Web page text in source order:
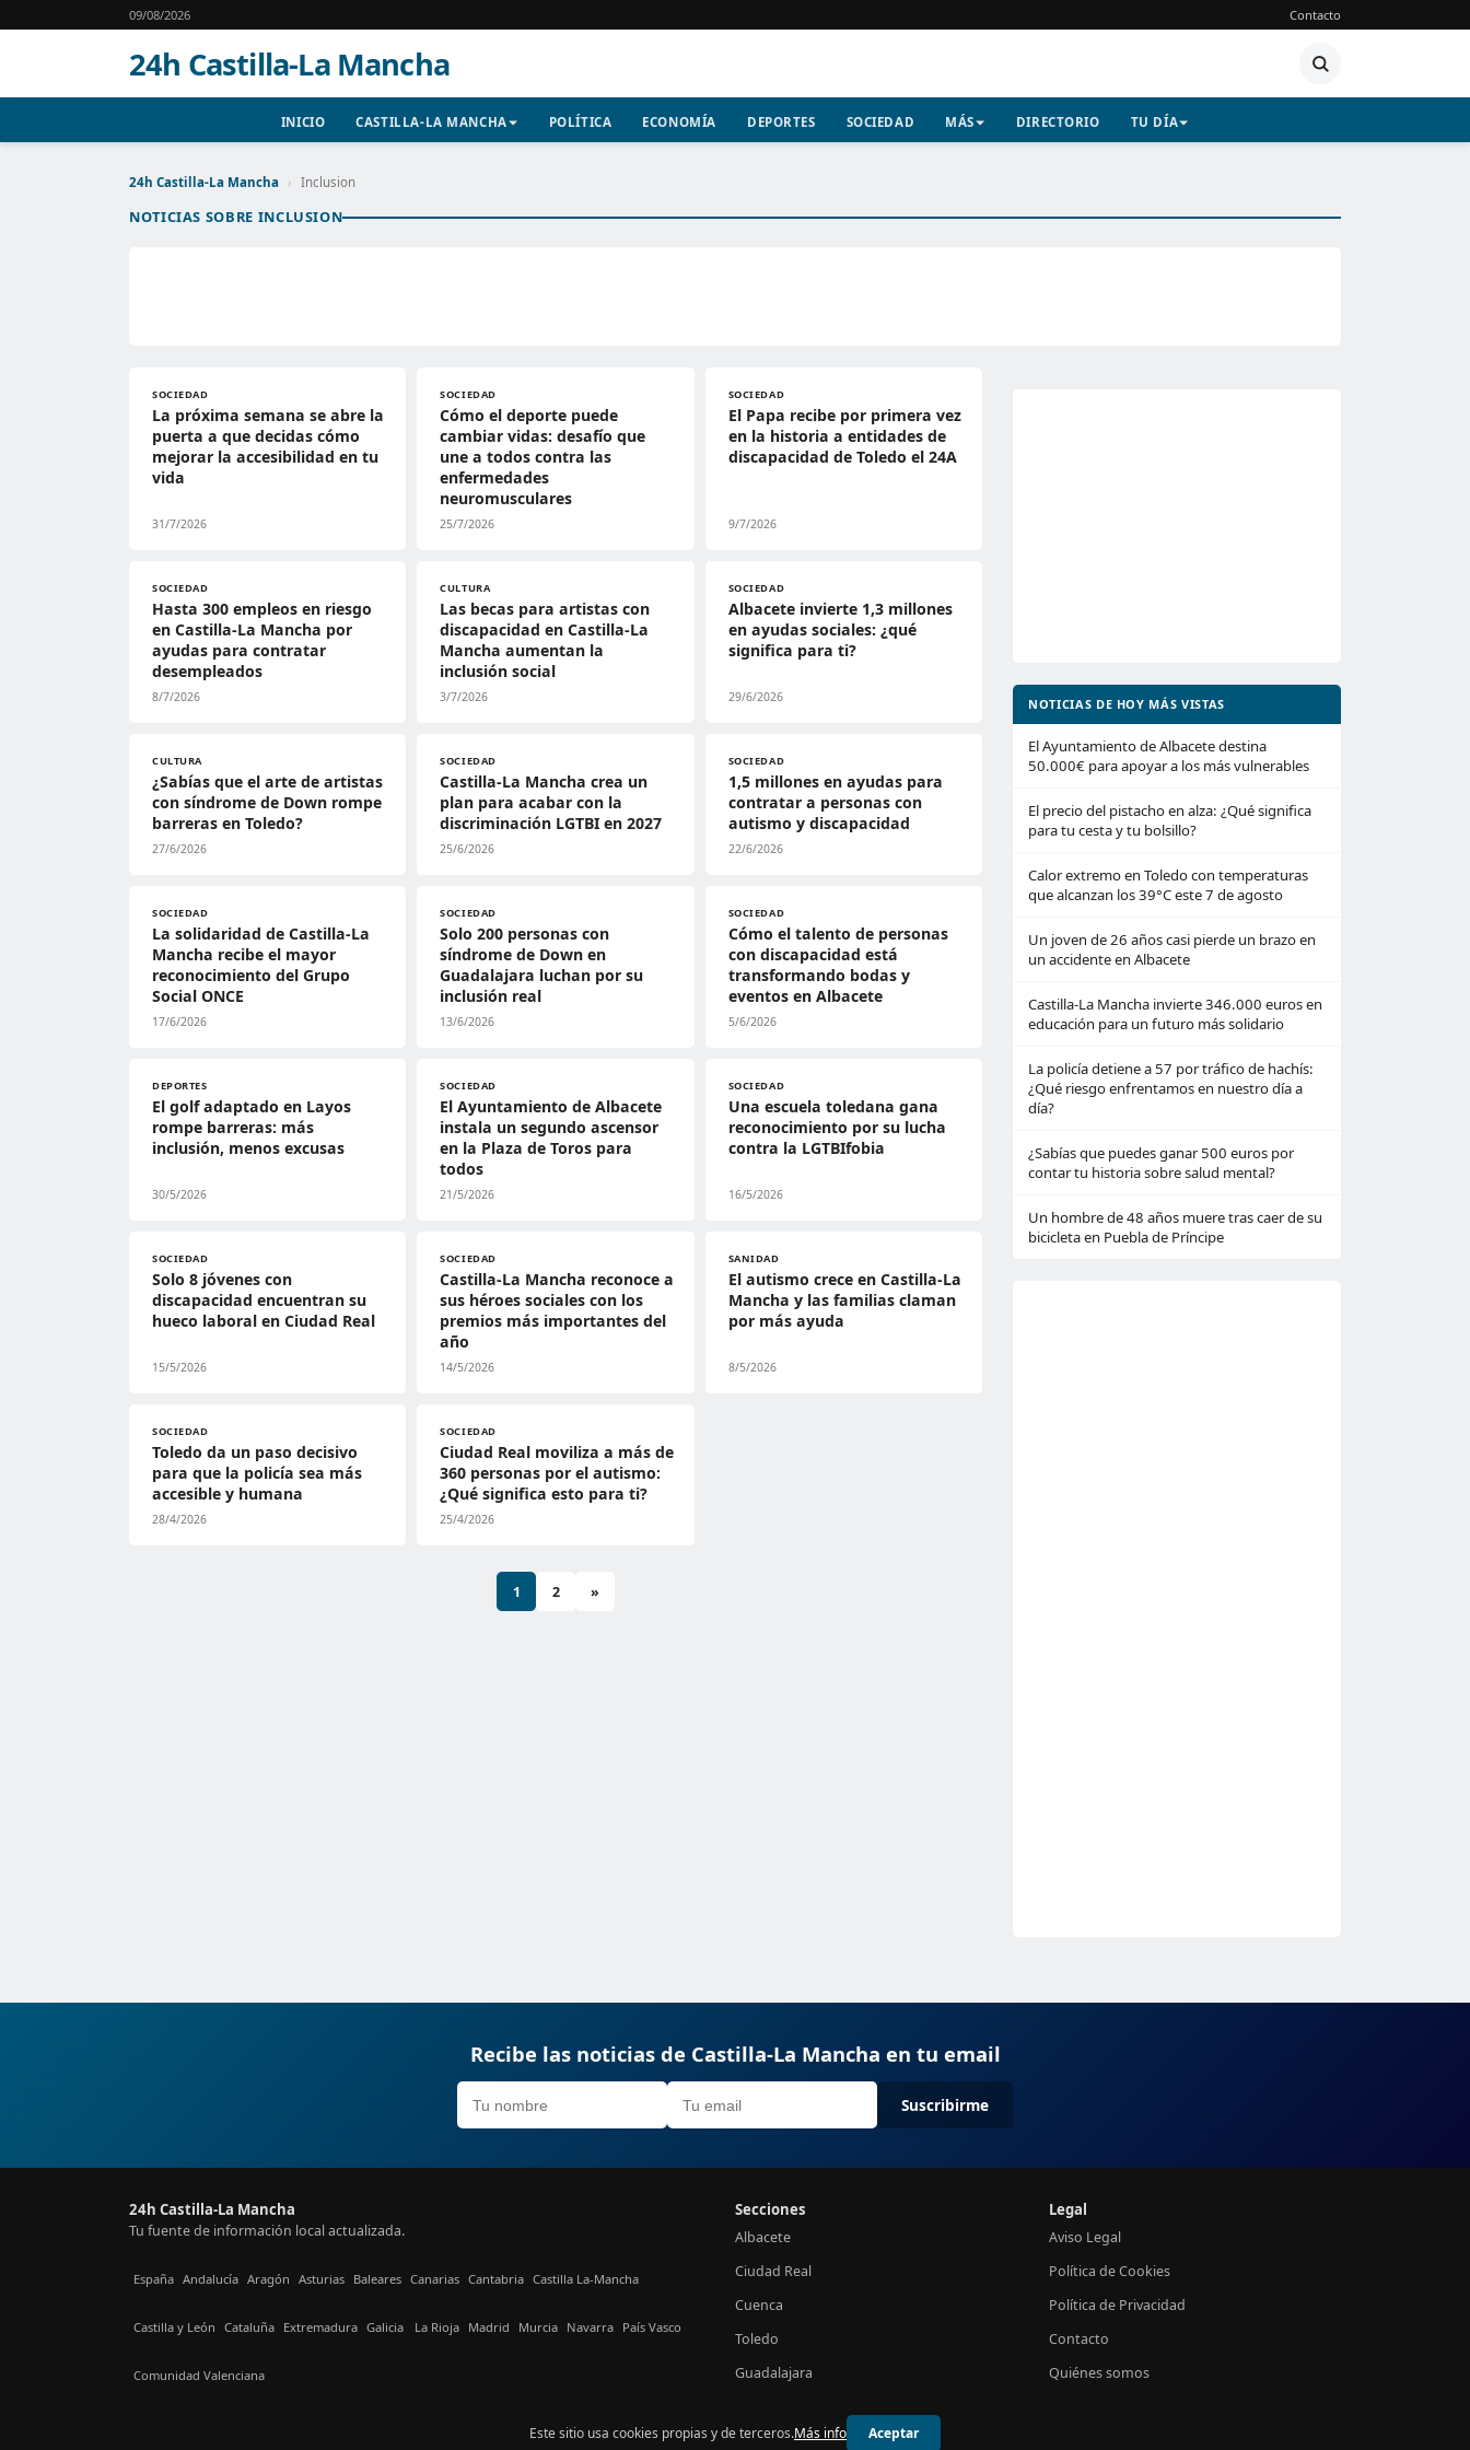
09/08/2026 Contacto
24h Castilla-La Mancha
INICIO CASTILLA-LA MANCHA POLÍTICA ECONOMÍA DEPORTES SOCIEDAD MÁS DIRECTORIO TU DÍA
24h Castilla-La Mancha › Inclusion
NOTICIAS SOBRE INCLUSION
SOCIEDAD
La próxima semana se abre la
puerta a que decidas cómo
mejorar la accesibilidad en tu
vida
31/7/2026
SOCIEDAD
Cómo el deporte puede
cambiar vidas: desafío que
une a todos contra las
enfermedades
neuromusculares
25/7/2026
SOCIEDAD
El Papa recibe por primera vez
en la historia a entidades de
discapacidad de Toledo el 24A
9/7/2026
SOCIEDAD
Hasta 300 empleos en riesgo
en Castilla-La Mancha por
ayudas para contratar
desempleados
8/7/2026
CULTURA
Las becas para artistas con
discapacidad en Castilla-La
Mancha aumentan la
inclusión social
3/7/2026
SOCIEDAD
Albacete invierte 1,3 millones
en ayudas sociales: ¿qué
significa para ti?
29/6/2026
CULTURA
¿Sabías que el arte de artistas
con síndrome de Down rompe
barreras en Toledo?
27/6/2026
SOCIEDAD
Castilla-La Mancha crea un
plan para acabar con la
discriminación LGTBI en 2027
25/6/2026
SOCIEDAD
1,5 millones en ayudas para
contratar a personas con
autismo y discapacidad
22/6/2026
SOCIEDAD
La solidaridad de Castilla-La
Mancha recibe el mayor
reconocimiento del Grupo
Social ONCE
17/6/2026
SOCIEDAD
Solo 200 personas con
síndrome de Down en
Guadalajara luchan por su
inclusión real
13/6/2026
SOCIEDAD
Cómo el talento de personas
con discapacidad está
transformando bodas y
eventos en Albacete
5/6/2026
DEPORTES
El golf adaptado en Layos
rompe barreras: más
inclusión, menos excusas
30/5/2026
SOCIEDAD
El Ayuntamiento de Albacete
instala un segundo ascensor
en la Plaza de Toros para
todos
21/5/2026
SOCIEDAD
Una escuela toledana gana
reconocimiento por su lucha
contra la LGTBIfobia
16/5/2026
SOCIEDAD
Solo 8 jóvenes con
discapacidad encuentran su
hueco laboral en Ciudad Real
15/5/2026
SOCIEDAD
Castilla-La Mancha reconoce a
sus héroes sociales con los
premios más importantes del
año
14/5/2026
SANIDAD
El autismo crece en Castilla-La
Mancha y las familias claman
por más ayuda
8/5/2026
SOCIEDAD
Toledo da un paso decisivo
para que la policía sea más
accesible y humana
28/4/2026
SOCIEDAD
Ciudad Real moviliza a más de
360 personas por el autismo:
¿Qué significa esto para ti?
25/4/2026
1 2 »
NOTICIAS DE HOY MÁS VISTAS
El Ayuntamiento de Albacete destina
50.000€ para apoyar a los más vulnerables
El precio del pistacho en alza: ¿Qué significa
para tu cesta y tu bolsillo?
Calor extremo en Toledo con temperaturas
que alcanzan los 39°C este 7 de agosto
Un joven de 26 años casi pierde un brazo en
un accidente en Albacete
Castilla-La Mancha invierte 346.000 euros en
educación para un futuro más solidario
La policía detiene a 57 por tráfico de hachís:
¿Qué riesgo enfrentamos en nuestro día a
día?
¿Sabías que puedes ganar 500 euros por
contar tu historia sobre salud mental?
Un hombre de 48 años muere tras caer de su
bicicleta en Puebla de Príncipe
Recibe las noticias de Castilla-La Mancha en tu email
Suscribirme
24h Castilla-La Mancha
Tu fuente de información local actualizada.
España Andalucía Aragón Asturias Baleares Canarias Cantabria Castilla La-Mancha
Castilla y León Cataluña Extremadura Galicia La Rioja Madrid Murcia Navarra País Vasco
Comunidad Valenciana
Secciones
Albacete
Ciudad Real
Cuenca
Toledo
Guadalajara
Legal
Aviso Legal
Política de Cookies
Política de Privacidad
Contacto
Quiénes somos
© 2026 24h Castilla-La Mancha
Este sitio usa cookies propias y de terceros.Más info Aceptar